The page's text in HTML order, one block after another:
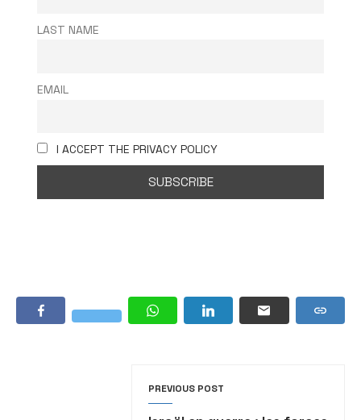
LAST NAME
EMAIL
I ACCEPT THE PRIVACY POLICY
PREVIOUS POST